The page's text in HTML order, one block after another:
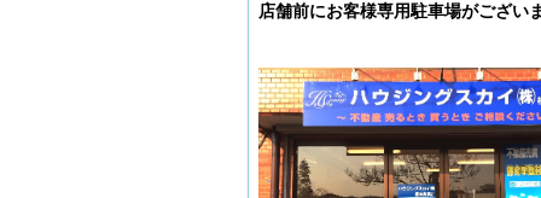
店舗前にお客様専用駐車場がござい